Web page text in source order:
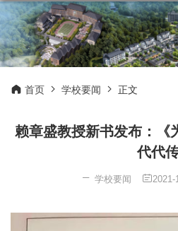
首页 学校要闻 正文
赖章盛教授新书发布：《
代代
学校要闻 2021-